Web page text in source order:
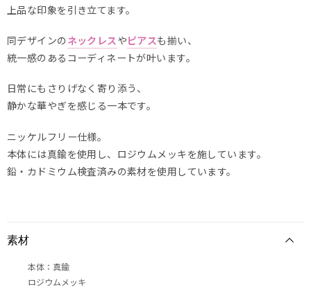
上品な印象を引き立てます。
同デザインの ネックレスやピアスも揃い、
統一感のあるコーディネートが叶います。
日常にもさりげなく寄り添う、
静かな華やぎを感じる一本です。
ニッケルフリー仕様。
本体には真鍮を使用し、ロジウムメッキを施しています。
鉛・カドミウム検査済みの素材を使用しています。
素材
本体：真鍮
ロジウムメッキ